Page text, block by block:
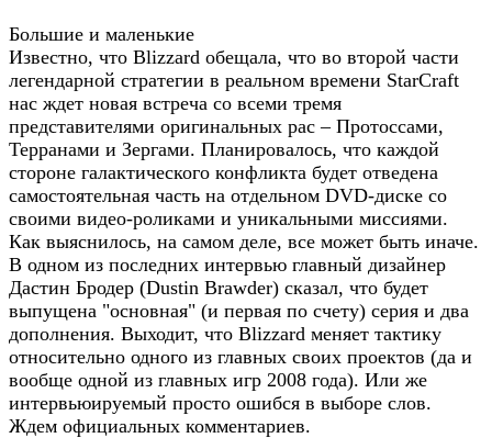
Большие и маленькие
Известно, что Blizzard обещала, что во второй части
легендарной стратегии в реальном времени StarCraft
нас ждет новая встреча со всеми тремя
представителями оригинальных рас – Протоссами,
Терранами и Зергами. Планировалось, что каждой
стороне галактического конфликта будет отведена
самостоятельная часть на отдельном DVD-диске со
своими видео-роликами и уникальными миссиями.
Как выяснилось, на самом деле, все может быть иначе.
В одном из последних интервью главный дизайнер
Дастин Бродер (Dustin Brawder) сказал, что будет
выпущена "основная" (и первая по счету) серия и два
дополнения. Выходит, что Blizzard меняет тактику
относительно одного из главных своих проектов (да и
вообще одной из главных игр 2008 года). Или же
интервьюируемый просто ошибся в выборе слов.
Ждем официальных комментариев.